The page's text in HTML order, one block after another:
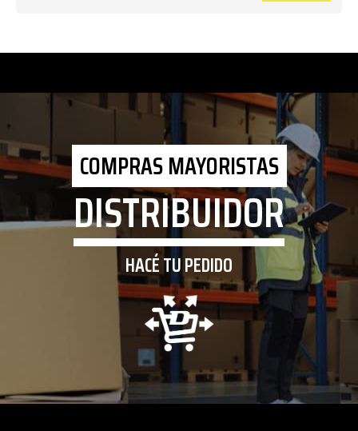
COMPRAS MAYORISTAS
DISTRIBUIDOR
HACÉ TU PEDIDO